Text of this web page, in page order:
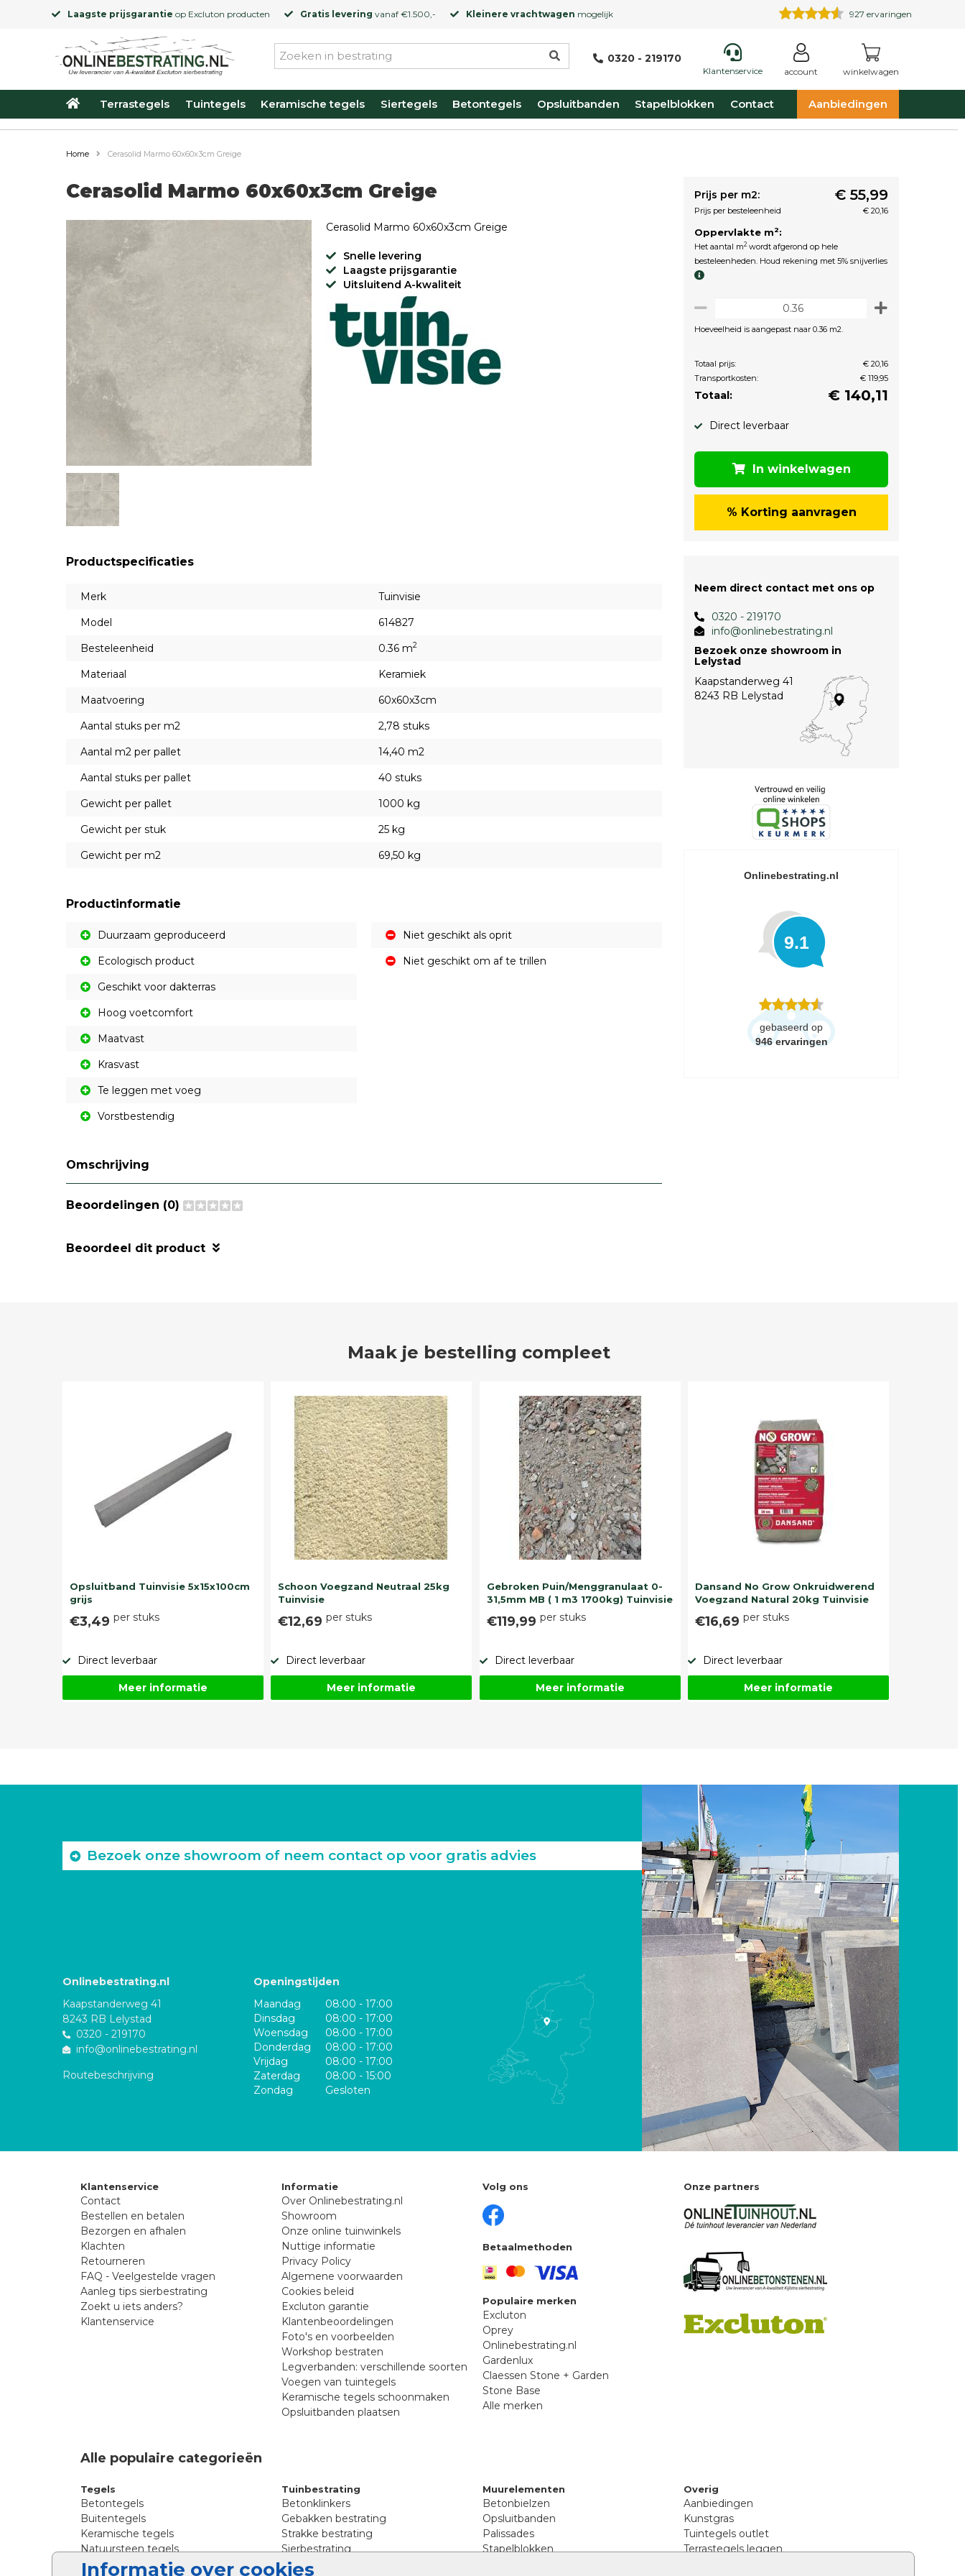
Laagste prijsgarantie op Excluton producten Gratis levering vanaf €1.500,- Kleinere vrachtwagen mogelijk 927 ervaringen
0320 - 219170
Klantenservice account winkelwagen
Terrastegels Tuintegels Keramische tegels Siertegels Betontegels Opsluitbanden Stapelblokken Contact Aanbiedingen
Informatie over cookies
Home Cerasolid Marmo 60x60x3cm Greige
Cerasolid Marmo 60x60x3cm Greige
Cerasolid Marmo 60x60x3cm Greige
Snelle levering
Laagste prijsgarantie
Uitsluitend A-kwaliteit
Productspecificaties
Merk
Tuinvisie
Model
614827
Besteleenheid
0.36 m2
Materiaal
Keramiek
Maatvoering
60x60x3cm
Aantal stuks per m2
2,78 stuks
Aantal m2 per pallet
14,40 m2
Aantal stuks per pallet
40 stuks
Gewicht per pallet
1000 kg
Gewicht per stuk
25 kg
Gewicht per m2
69,50 kg
Productinformatie
Duurzaam geproduceerd
Ecologisch product
Geschikt voor dakterras
Hoog voetcomfort
Maatvast
Krasvast
Te leggen met voeg
Vorstbestendig
Niet geschikt als oprit
Niet geschikt om af te trillen
Omschrijving
Beoordelingen (0)
Beoordeel dit product
Prijs per m2: € 55,99
Prijs per besteleenheid € 20,16
Oppervlakte m2:
Het aantal m2 wordt afgerond op hele
besteleenheden. Houd rekening met 5% snijverlies
Hoeveelheid is aangepast naar 0.36 m2.
Totaal prijs:
€ 20,16
Transportkosten:
€ 119,95
Totaal: € 140,11
Direct leverbaar
In winkelwagen
% Korting aanvragen
Neem direct contact met ons op
0320 - 219170
info@onlinebestrating.nl
Bezoek onze showroom in
Lelystad
Kaapstanderweg 41
8243 RB Lelystad
Onlinebestrating.nl
9.1
gebaseerd op
946 ervaringen
Maak je bestelling compleet
Opsluitband Tuinvisie 5x15x100cm
grijs
€3,49 per stuks
Direct leverbaar
Meer informatie
Schoon Voegzand Neutraal 25kg
Tuinvisie
€12,69per stuks
Direct leverbaar
Meer informatie
Gebroken Puin/Menggranulaat 0-
31,5mm MB ( 1 m3 1700kg) Tuinvisie
€119,99 per stuks
Direct leverbaar
Meer informatie
Dansand No Grow Onkruidwerend
Voegzand Natural 20kg Tuinvisie
€16,69 per stuks
Direct leverbaar
Meer informatie
Bezoek onze showroom of neem contact op voor gratis advies
Onlinebestrating.nl
Kaapstanderweg 41
8243 RB Lelystad
0320 - 219170
info@onlinebestrating.nl
Routebeschrijving
Openingstijden
Maandag
08:00 - 17:00
Dinsdag
08:00 - 17:00
Woensdag
08:00 - 17:00
Donderdag
08:00 - 17:00
Vrijdag
08:00 - 17:00
Zaterdag
08:00 - 15:00
Zondag
Gesloten
Klantenservice
Contact
Bestellen en betalen
Bezorgen en afhalen
Klachten
Retourneren
FAQ - Veelgestelde vragen
Aanleg tips sierbestrating
Zoekt u iets anders?
Klantenservice
Informatie
Over Onlinebestrating.nl
Showroom
Onze online tuinwinkels
Nuttige informatie
Privacy Policy
Algemene voorwaarden
Cookies beleid
Excluton garantie
Klantenbeoordelingen
Foto's en voorbeelden
Workshop bestraten
Legverbanden: verschillende soorten
Voegen van tuintegels
Keramische tegels schoonmaken
Opsluitbanden plaatsen
Volg ons
Betaalmethoden
Populaire merken
Excluton
Oprey
Onlinebestrating.nl
Gardenlux
Claessen Stone + Garden
Stone Base
Alle merken
Onze partners
Alle populaire categorieën
Tegels
Betontegels
Buitentegels
Keramische tegels
Natuursteen tegels
Siertegels
Tuinbestrating
Betonklinkers
Gebakken bestrating
Strakke bestrating
Sierbestrating
Straatklinkers
Muurelementen
Betonbielzen
Opsluitbanden
Palissades
Stapelblokken
Overig
Aanbiedingen
Kunstgras
Tuintegels outlet
Terrastegels leggen